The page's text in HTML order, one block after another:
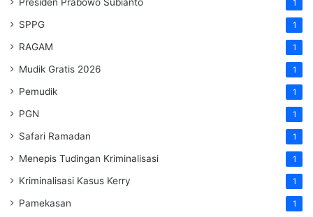
1
SPPG 1
RAGAM 1
Mudik Gratis 2026 1
Pemudik 1
PGN 1
Safari Ramadan 1
Menepis Tudingan Kriminalisasi 1
Kriminalisasi Kasus Kerry 1
Pamekasan 1